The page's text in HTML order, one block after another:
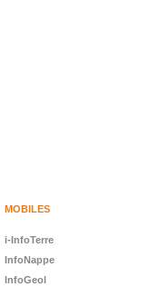
MOBILES
i-InfoTerre
InfoNappe
InfoGeol